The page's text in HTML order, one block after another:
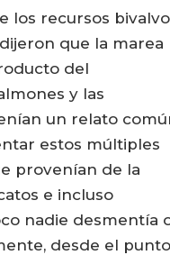
los recursos
que la marea
del
y las
un relato
estos múltiples
provenían de la
e incluso
nadie desmentía
desde el